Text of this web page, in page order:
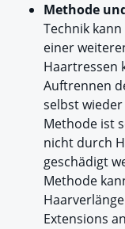
Methode
Technik
einer
Haartressen
Auftrennen
selbst
Methode ist
nicht durch
geschädigt
Methode
Extensions